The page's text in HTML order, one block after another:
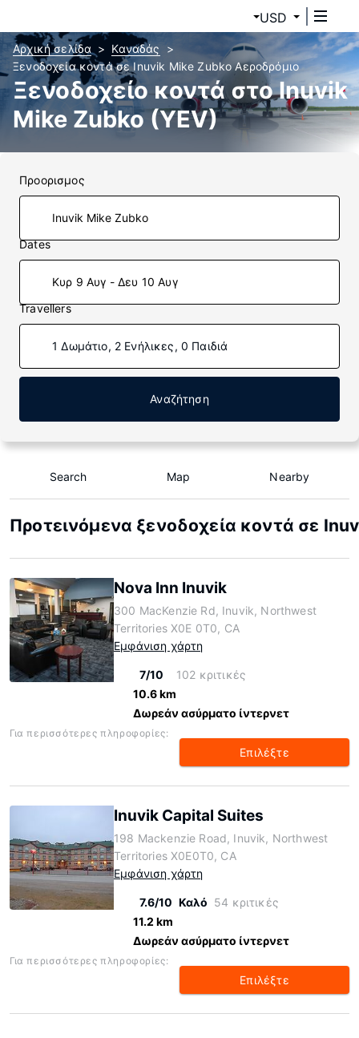
USD
Αρχική σελίδα
Καναδάς
Ξενοδοχεία κοντά σε Inuvik Mike Zubko Αεροδρόμιο
Ξενοδοχείο κοντά στο Inuvik
Mike Zubko (YEV)
Προορισμος
Dates
Κυρ 9 Αυγ - Δευ 10 Αυγ
Travellers
1 Δωμάτιο, 2 Ενήλικες, 0 Παιδιά
Αναζήτηση
Search Map Nearby
Προτεινόμενα ξενοδοχεία κοντά σε
Nova Inn Inuvik
300 MacKenzie Rd, Inuvik, Northwest
Territories X0E 0T0, CA
Εμφάνιση χάρτη
7/10
102 κριτικές
10.6 km
Δωρεάν ασύρματο ίντερνετ
Για περισσότερες πληροφορίες:
Επιλέξτε
Inuvik Capital Suites
198 Mackenzie Road, Inuvik, Northwest
Territories X0E0T0, CA
Εμφάνιση χάρτη
7.6/10 Καλό 54 κριτικές
11.2 km
Δωρεάν ασύρματο ίντερνετ
Για περισσότερες πληροφορίες:
Επιλέξτε